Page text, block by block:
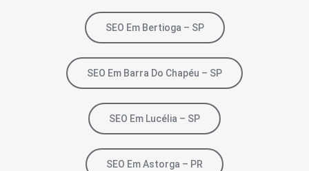
SEO Em Bertioga – SP
SEO Em Barra Do Chapéu – SP
SEO Em Lucélia – SP
SEO Em Astorga – PR